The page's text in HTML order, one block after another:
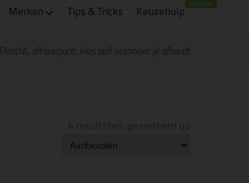
Merken Tips & Tricks Keuzehulp
PostNL afhaalpunt: kies zelf wanneer je afhaalt